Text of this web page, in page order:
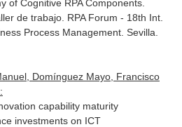
of Cognitive RPA Components.
de trabajo. RPA Forum - 18th Int.
Process Management. Sevilla.
Domínguez Mayo, Francisco
capability maturity
investments on ICT